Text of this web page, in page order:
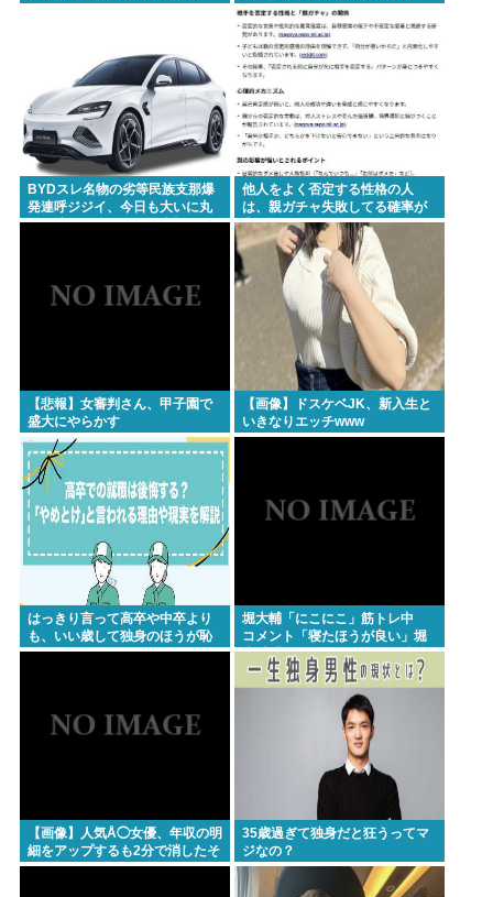
BYDスレ名物の劣等民族支那爆
発連呼ジジイ、今日も大いに丸
一日吠える！160レス以上
他人をよく否定する性格の人
は、親ガチャ失敗してる確率が
高いんだって
【悲報】女審判さん、甲子園で
盛大にやらかす
【画像】ドスケベJK、新入生と
いきなりエッチwww
はっきり言って高卒や中卒より
も、いい歳して独身のほうが恥
ずかしいよな
堀大輔「にこにこ」筋トレ中
コメント「寝たほうが良い」堀
大輔「！！」筋トレ器具を破壊
【画像】人気Å◯女優、年収の明
細をアップするも2分で消したそ
の金額www
35歳過ぎて独身だと狂うってマ
ジなの？